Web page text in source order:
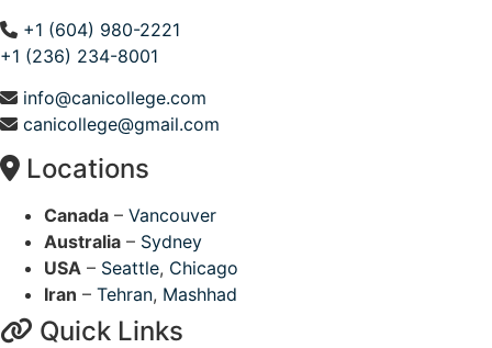
+1 (604) 980-2221
+1 (236) 234-8001
info@canicollege.com
canicollege@gmail.com
Locations
Canada – Vancouver
Australia – Sydney
USA – Seattle, Chicago
Iran – Tehran, Mashhad
Quick Links